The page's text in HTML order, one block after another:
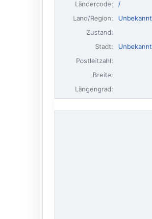
Ländercode:
/
Land/Region:
Unbekannt
Zustand:
Stadt:
Unbekannt
Postleitzahl:
Breite:
Längengrad: